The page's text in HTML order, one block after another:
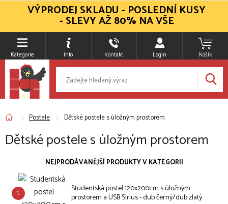
Kategorie Info Kontakt Login Košík
Postele Dětské postele s úložným prostorem
Dětské postele s úložným prostorem
NEJPRODÁVANĚJŠÍ PRODUKTY V KATEGORII
1. Studentská postel 120x200cm s úložným
prostorem a USB Sirius - dub černý/dub zlatý
VÝPRODEJ SKLADU - POSLEDNÍ KUSY
- SLEVY AŽ 80% NA VŠE